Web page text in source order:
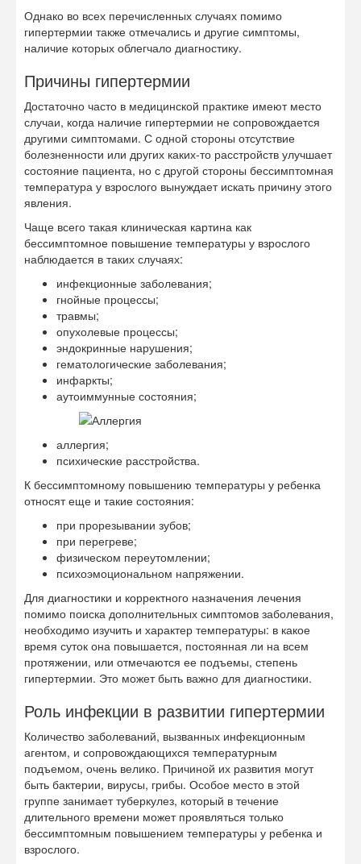
Однако во всех перечисленных случаях помимо
гипертермии также отмечались и другие симптомы,
наличие которых облегчало диагностику.
Причины гипертермии
Достаточно часто в медицинской практике имеют место
случаи, когда наличие гипертермии не сопровождается
другими симптомами. С одной стороны отсутствие
болезненности или других каких-то расстройств улучшает
состояние пациента, но с другой стороны бессимптомная
температура у взрослого вынуждает искать причину этого
явления.
Чаще всего такая клиническая картина как
бессимптомное повышение температуры у взрослого
наблюдается в таких случаях:
инфекционные заболевания;
гнойные процессы;
травмы;
опухолевые процессы;
эндокринные нарушения;
гематологические заболевания;
инфаркты;
аутоиммунные состояния;
аллергия;
психические расстройства.
К бессимптомному повышению температуры у ребенка
относят еще и такие состояния:
при прорезывании зубов;
при перегреве;
физическом переутомлении;
психоэмоциональном напряжении.
Для диагностики и корректного назначения лечения
помимо поиска дополнительных симптомов заболевания,
необходимо изучить и характер температуры: в какое
время суток она повышается, постоянная ли на всем
протяжении, или отмечаются ее подъемы, степень
гипертермии. Это может быть важно для диагностики.
Роль инфекции в развитии гипертермии
Количество заболеваний, вызванных инфекционным
агентом, и сопровождающихся температурным
подъемом, очень велико. Причиной их развития могут
быть бактерии, вирусы, грибы. Особое место в этой
группе занимает туберкулез, который в течение
длительного времени может проявляться только
бессимптомным повышением температуры у ребенка и
взрослого.